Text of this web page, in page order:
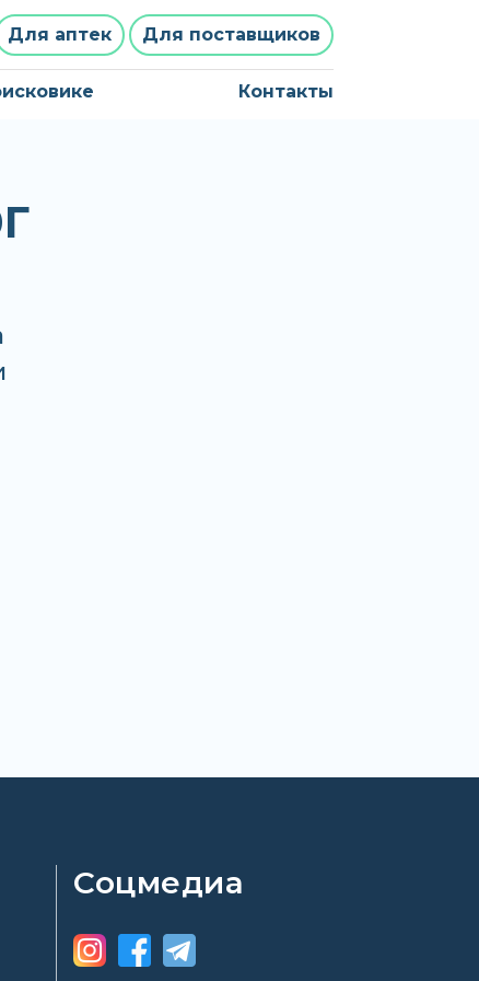
Для аптек Для поставщиков
Контакты
Соцмедиа